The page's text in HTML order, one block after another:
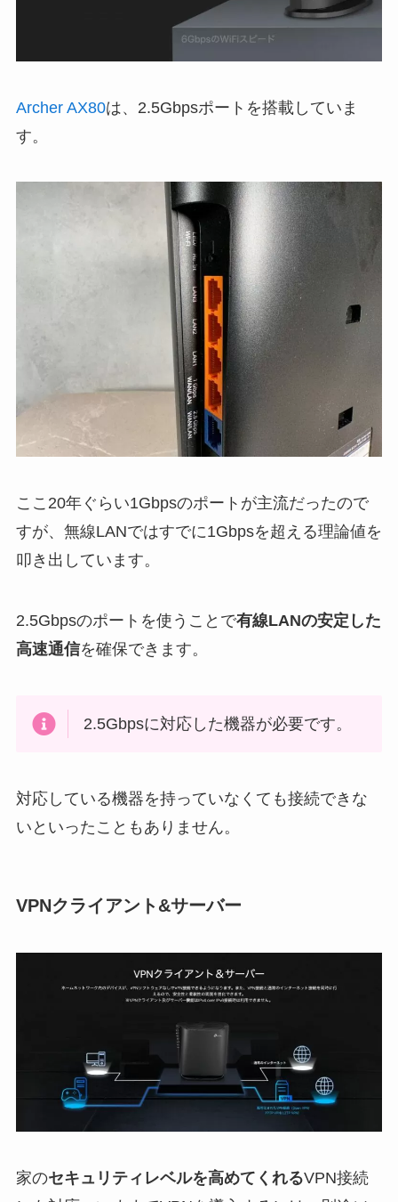
Archer AX80は、2.5Gbpsポートを搭載していま
す。
ここ20年ぐらい1Gbpsのポートが主流だったので
すが、無線LANではすでに1Gbpsを超える理論値を
叩き出しています。
2.5Gbpsのポートを使うことで有線LANの安定した
高速通信を確保できます。
2.5Gbpsに対応した機器が必要です。
対応している機器を持っていなくても接続できな
いといったこともありません。
VPNクライアント&サーバー
家のセキュリティレベルを高めてくれるVPN接続